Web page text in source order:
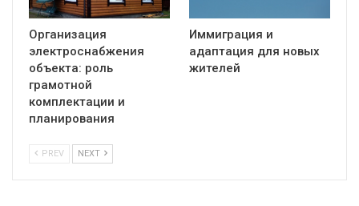
Организация
электроснабжения
объекта: роль
грамотной
комплектации и
планирования
Иммиграция и
адаптация для новых
жителей
PREV NEXT